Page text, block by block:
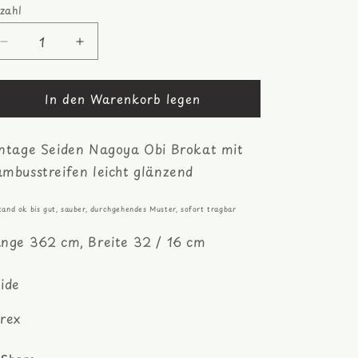
Verringere
die
Menge
Bambusstreifen
Obi,
glänzend
Erhöhe
die
Menge
für
Bambusstreifen
Obi,
glänzend
In den Warenkorb legen
Seiden Nagoya Obi Brokat mit
leicht glänzend
ok bis gut, sauber, durchgehendes Muster, sofort tragbar
362 cm, Breite 32 / 16 cm